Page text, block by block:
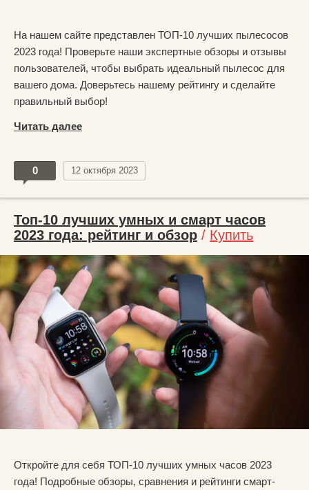
На нашем сайте представлен ТОП-10 лучших пылесосов
2023 года! Проверьте наши экспертные обзоры и отзывы
пользователей, чтобы выбрать идеальный пылесос для
вашего дома. Доверьтесь нашему рейтингу и сделайте
правильный выбор!
Читать далее
0 12 октября 2023
Топ-10 лучших умных и смарт часов
2023 года: рейтинг и обзор / Купить
Откройте для себя ТОП-10 лучших умных часов 2023
года! Подробные обзоры, сравнения и рейтинги смарт-